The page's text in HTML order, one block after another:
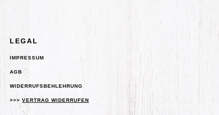
LEGAL
IMPRESSUM
AGB
WIDERRUFSBEHLEHRUNG
>>> VERTRAG WIDERRUFEN